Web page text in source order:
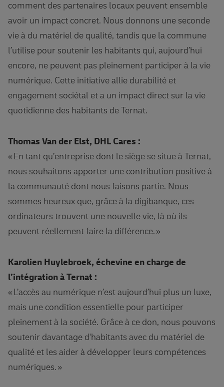
comment des partenaires locaux peuvent ensemble
avoir un impact concret. Nous donnons une seconde
vie à du matériel de qualité, tandis que la commune
l’utilise pour soutenir les habitants qui, aujourd’hui
encore, ne peuvent pas pleinement participer à la vie
numérique. Cette initiative allie durabilité et
engagement sociétal et a un impact direct sur la vie
quotidienne des habitants de Ternat.
Thomas Van der Elst, DHL Cares :
« En tant qu’entreprise dont le siège se situe à Ternat,
nous souhaitons apporter une contribution positive à
la communauté dont nous faisons partie. Nous
sommes heureux que, grâce à la digibanque, ces
ordinateurs trouvent une nouvelle vie, là où ils
peuvent réellement faire la différence. »
Karolien Huylebroek, échevine en charge de
l’intégration à Ternat :
« L’accès au numérique n’est aujourd’hui plus un luxe,
mais une condition essentielle pour participer
pleinement à la société. Grâce à ce don, nous pouvons
soutenir davantage d'habitants avec du matériel de
qualité et les aider à développer leurs compétences
numériques. »